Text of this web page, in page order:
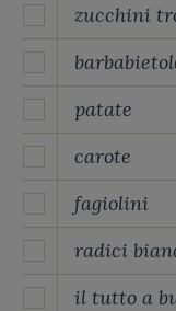
zucchini
patate
carote
fagiolini
radici
il tutto a